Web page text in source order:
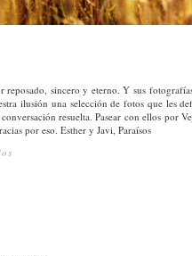
reposado, sincero y eterno. Y sus
ilusión una selección de fotos que les
resuelta. Pasear con ellos por
por eso. Esther y Javi, Paraísos